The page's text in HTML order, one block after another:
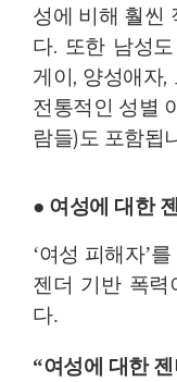
성에 비해 훨씬
다. 또한 남성
게이, 양성애자
전통적인 성별
람들)도 포함됩
● 여성에 대한
‘여성 피해자’
젠더 기반 폭력
다.
“여성에 대한